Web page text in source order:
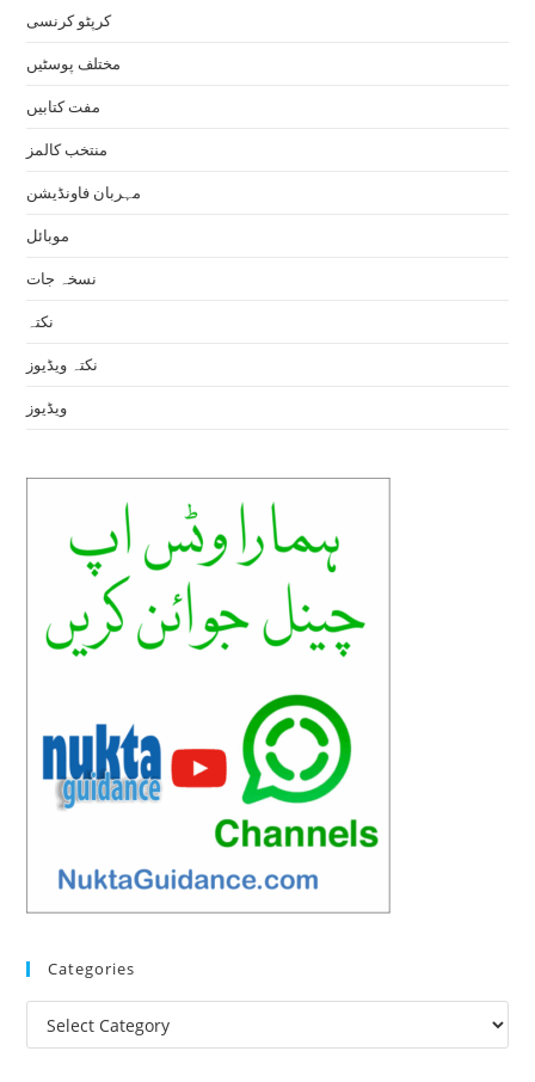
کرپٹو کرنسی
مختلف پوسٹیں
مفت کتابیں
منتخب کالمز
مہربان فاونڈیشن
موبائل
نسخہ جات
نکتہ
نکتہ ویڈیوز
ویڈیوز
Categories
Categories